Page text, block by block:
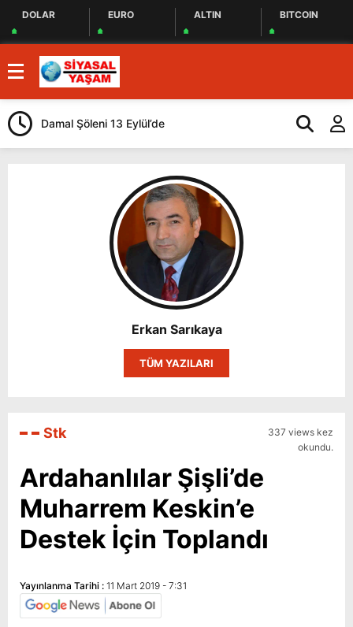
DOLAR EURO ALTIN BITCOIN
Damal Şöleni 13 Eylül’de
Kars
Erkan Sarıkaya
TÜM YAZILARI
Stk
337 views kez
okundu.
Ardahanlılar Şişli’de
Muharrem Keskin’e
Destek İçin Toplandı
Yayınlanma Tarihi : 11 Mart 2019 - 7:31